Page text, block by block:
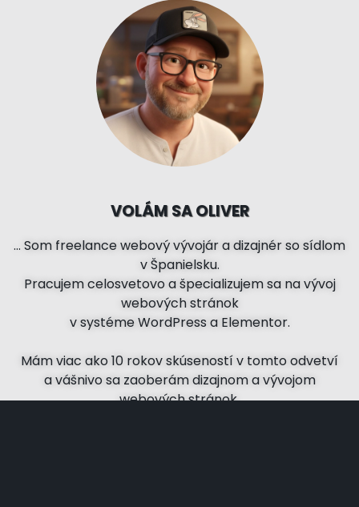
VOLÁM SA OLIVER
… Som freelance webový vývojár a dizajnér so sídlom
v Španielsku.
Pracujem celosvetovo a špecializujem sa na vývoj
webových stránok
v systéme WordPress a Elementor.
Mám viac ako 10 rokov skúseností v tomto odvetví
a vášnivo sa zaoberám dizajnom a vývojom
webových stránok.